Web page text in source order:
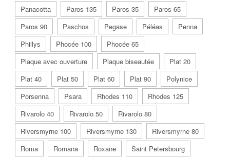
Panacotta
Paros 135 Paros 35
Paros 65
Paros 90
Paschos Pegase Péléas
Penna
Phillys
Phocée 100
Phocée 65
Plaque avec ouverture
Plaque biseautée
Plat 20
Plat 40
Plat 50 Plat 60 Plat 90
Polynice
Porsenna
Psara Rhodes 110
Rhodes 125
Rivarolo 40
Rivarolo 50
Rivarolo 80
Riversmyrne 100
Riversmyrne 130
Riversmyrne 80
Roma
Romana Roxane
Saint Petersbourg